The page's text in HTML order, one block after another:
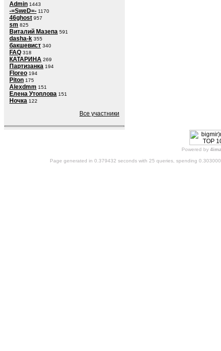
Admin 1443
-=SweD=- 1170
46ghost 957
sm 825
Виталий Мазепа 591
dasha-k 355
бакшевист 340
FAQ 318
КАТАРИНА 269
Партизанка 194
Floreo 194
Piton 175
Alexdmm 151
Елена Утоплова 151
Ночка 122
Все участники
Powered by
Page generated in 0.379432 seconds with 25 queries, spending